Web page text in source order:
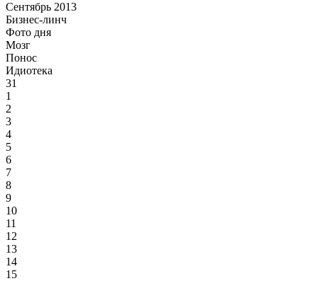
Сентябрь 2013
Бизнес-линч
Фото дня
Мозг
Понос
Идиотека
31
1
2
3
4
5
6
7
8
9
10
11
12
13
14
15